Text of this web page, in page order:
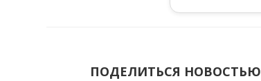
ПОДЕЛИТЬСЯ НОВОСТЬЮ